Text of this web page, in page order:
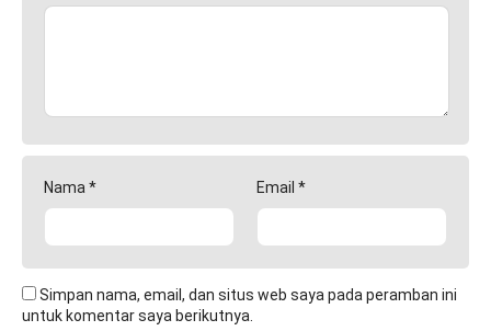
Nama * Email *
Simpan nama, email, dan situs web saya pada peramban ini
untuk komentar saya berikutnya.